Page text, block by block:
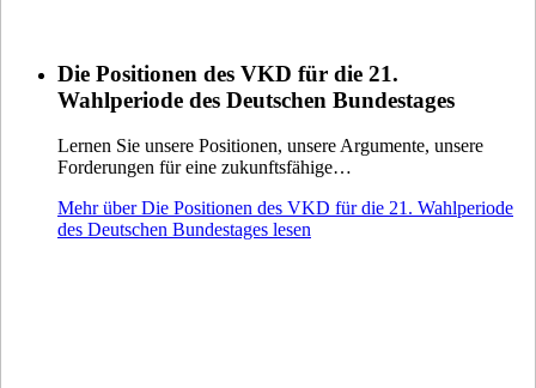
Die Positionen des VKD für die 21.
Wahlperiode des Deutschen Bundestages
Lernen Sie unsere Positionen, unsere Argumente, unsere
Forderungen für eine zukunftsfähige…
Mehr über Die Positionen des VKD für die 21. Wahlperiode
des Deutschen Bundestages lesen